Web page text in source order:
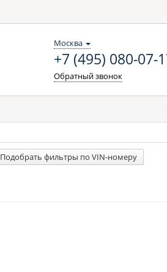
Москва
+7 (495) 080-07-
Обратный звонок
Подобрать фильтры по VIN-номеру